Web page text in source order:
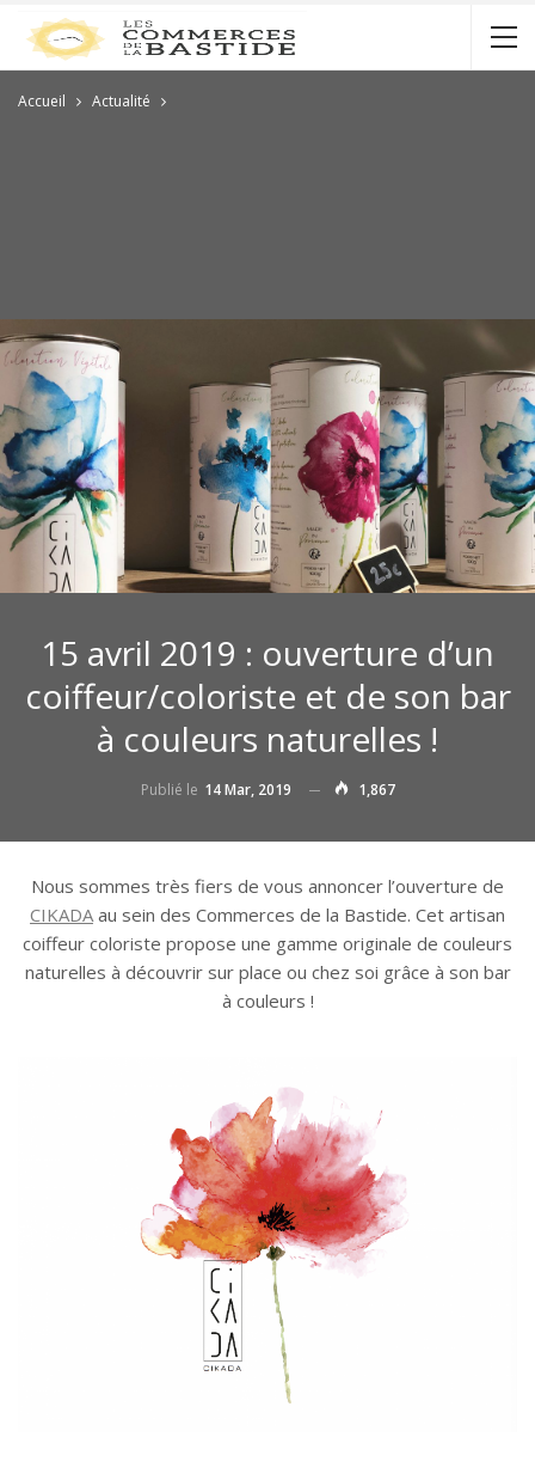
Accueil Actualité
15 avril 2019 : ouverture d’un
coiffeur/coloriste et de son bar
à couleurs naturelles !
Publié le 14 Mar, 2019 1,867
Nous sommes très fiers de vous annoncer l’ouverture de
CIKADAau sein des Commerces de la Bastide. Cet artisan
coiffeur coloriste propose une gamme originale de couleurs
naturelles à découvrir sur place ou chez soi grâce à son bar
à couleurs !